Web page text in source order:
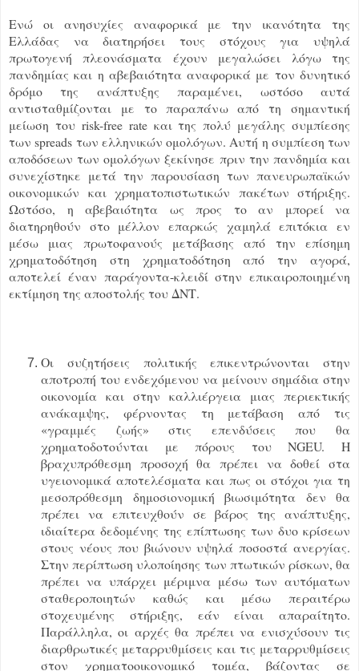
Ενώ οι ανησυχίες αναφορικά με την ικανότητα της
Ελλάδας να διατηρήσει τους στόχους για υψηλά
πρωτογενή πλεονάσματα έχουν μεγαλώσει λόγω της
πανδημίας και η αβεβαιότητα αναφορικά με τον δυνητικό
δρόμο της ανάπτυξης παραμένει, ωστόσο αυτά
αντισταθμίζονται με το παραπάνω από τη σημαντική
μείωση του risk-free rate και της πολύ μεγάλης συμπίεσης
των spreads των ελληνικών ομολόγων. Αυτή η συμπίεση των
αποδόσεων των ομολόγων ξεκίνησε πριν την πανδημία και
συνεχίστηκε μετά την παρουσίαση των πανευρωπαϊκών
οικονομικών και χρηματοπιστωτικών πακέτων στήριξης.
Ωστόσο, η αβεβαιότητα ως προς το αν μπορεί να
διατηρηθούν στο μέλλον επαρκώς χαμηλά επιτόκια εν
μέσω μιας πρωτοφανούς μετάβασης από την επίσημη
χρηματοδότηση στη χρηματοδότηση από την αγορά,
αποτελεί έναν παράγοντα-κλειδί στην επικαιροποιημένη
εκτίμηση της αποστολής του ΔΝΤ.
Οι συζητήσεις πολιτικής επικεντρώνονται στην
αποτροπή του ενδεχόμενου να μείνουν σημάδια στην
οικονομία και στην καλλιέργεια μιας περιεκτικής
ανάκαμψης, φέρνοντας τη μετάβαση από τις
«γραμμές ζωής» στις επενδύσεις που θα
χρηματοδοτούνται με πόρους του NGEU. Η
βραχυπρόθεσμη προσοχή θα πρέπει να δοθεί στα
υγειονομικά αποτελέσματα και πως οι στόχοι για τη
μεσοπρόθεσμη δημοσιονομική βιωσιμότητα δεν θα
πρέπει να επιτευχθούν σε βάρος της ανάπτυξης,
ιδιαίτερα δεδομένης της επίπτωσης των δυο κρίσεων
στους νέους που βιώνουν υψηλά ποσοστά ανεργίας.
Στην περίπτωση υλοποίησης των πτωτικών ρίσκων, θα
πρέπει να υπάρχει μέριμνα μέσω των αυτόματων
σταθεροποιητών καθώς και μέσω περαιτέρω
στοχευμένης στήριξης, εάν είναι απαραίτητο.
Παράλληλα, οι αρχές θα πρέπει να ενισχύσουν τις
διαρθρωτικές μεταρρυθμίσεις και τις μεταρρυθμίσεις
στον χρηματοοικονομικό τομέα, βάζοντας σε